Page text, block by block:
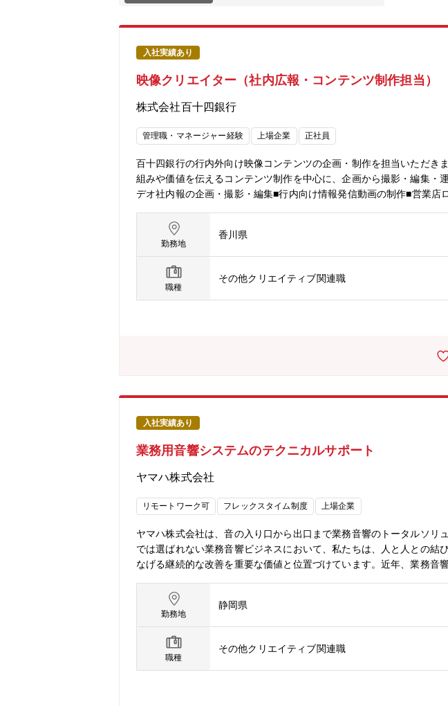
入社実績あり
映像クリエイター（社内広報・コンテンツ制作担当）
株式会社百十四銀行
管理職・マネージャー経験 上場企業 正社員
百十四銀行の行内外向け映像コンテンツの企画・制作を担当いただき
組みや価値を伝えるコンテンツ制作を中心に、企画から撮影・編集
デオ社内報の企画・撮影・編集■行内向け情報発信動画の制作■営業
整】■社内各部署への取材■イベント担当者との調整■制作進行管理※
ンです。ーーーーーーーーーーーーーーーーーーーーー【魅力】★企
内製化するため、企画、構成、撮影、編集、運用まで幅広く担当で
★企業ブランディング・広報戦略に関われます。単なる動画制作では
です。企業ブランド向上や社内コミュニケーション強化に貢献でき
なり、特定クライアント案件ではなく、自社の魅力や社会的価値を
作経験を活かして業務領域を広げられる。活かせる経験：映像制作
勤務地
香川県
職種
その他クリエイティブ関連職
入社実績あり
業務用音響システムのテクニカルサポート
ヤマハ株式会社
リモートワーク可 フレックスタイム制度 上場企業
ヤマハ株式会社は、音の入り口から出口まで業務音響のトータルソ
では選ばれない業務音響ビジネスにおいて、私たちは、人と人との
なげる継続的な改善を重要な価値と位置づけています。近年、業務音
力テクニカルサポートスタッフを募集します。【関連商品サービス
カー本社の立場から、現場で解決が難しい技術的な問題を迅速かつ
カレーションされる技術問い合わせへの対応・発生するトラブル・
とに、製品仕様の改善提案や商品企画・開発部門へのフィードバッ
パートナー向けの技術トレーニングやデモンストレーション
勤務地
静岡県
職種
その他クリエイティブ関連職